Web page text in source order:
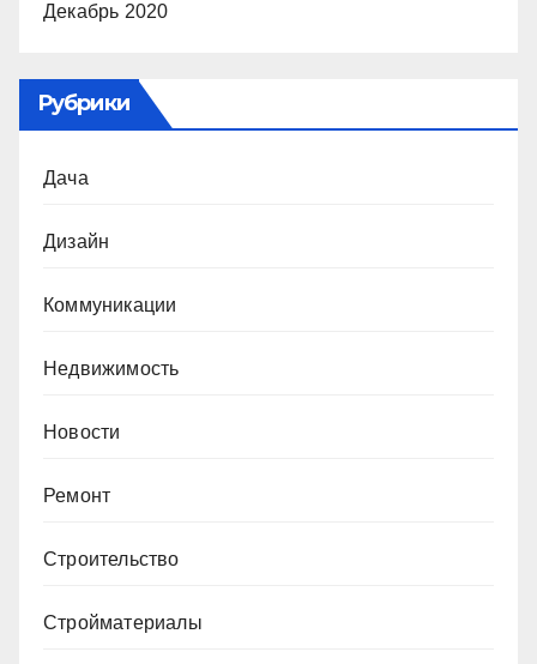
Декабрь 2020
Рубрики
Дача
Дизайн
Коммуникации
Недвижимость
Новости
Ремонт
Строительство
Стройматериалы